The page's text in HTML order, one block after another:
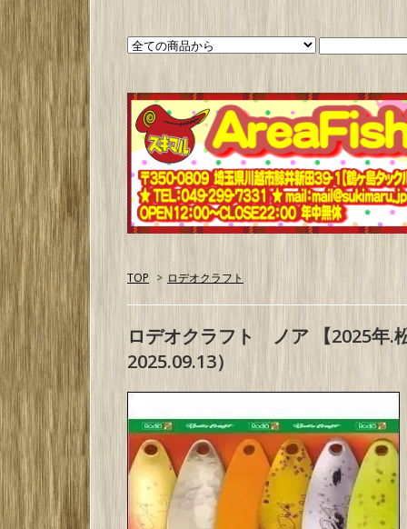
TOP > ロデオクラフト
ロデオクラフト ノア 【2025年.
2025.09.13）